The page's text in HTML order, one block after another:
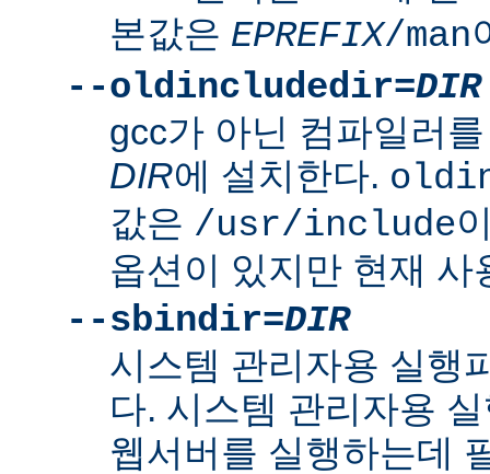
본값은 EPREFIX/man
--oldincludedir=DIR
gcc가 아닌 컴파일러
DIR에 설치한다.
값은 /usr/include
옵션이 있지만 현재 사
--sbindir=DIR
시스템 관리자용 실행
다. 시스템 관리자용
웹서버를 실행하는데